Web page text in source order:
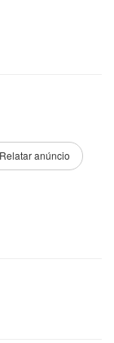
Relatar anúncio